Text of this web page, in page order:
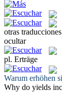
otras traducciones
ocultar
pl. Erträge
Warum erhöhen
Why do yields